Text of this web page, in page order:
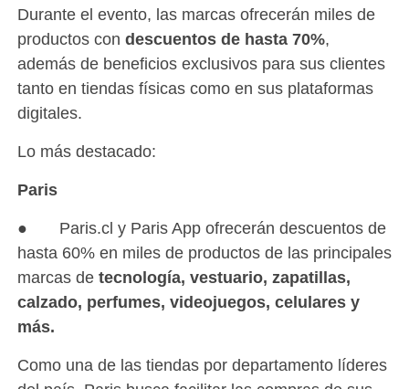
Durante el evento, las marcas ofrecerán miles de
productos con descuentos de hasta 70%,
además de beneficios exclusivos para sus clientes
tanto en tiendas físicas como en sus plataformas
digitales.
Lo más destacado:
Paris
● Paris.cl y Paris App ofrecerán descuentos de
hasta 60% en miles de productos de las principales
marcas de tecnología, vestuario, zapatillas,
calzado, perfumes, videojuegos, celulares y
más.
Como una de las tiendas por departamento líderes